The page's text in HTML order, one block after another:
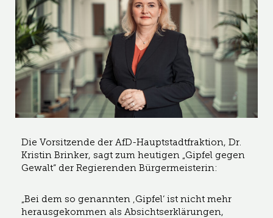
Die Vorsitzende der AfD-Hauptstadtfraktion, Dr.
Kristin Brinker, sagt zum heutigen „Gipfel gegen
Gewalt“ der Regierenden Bürgermeisterin:
„Bei dem so genannten ‚Gipfel‘ ist nicht mehr
herausgekommen als Absichtserklärungen,